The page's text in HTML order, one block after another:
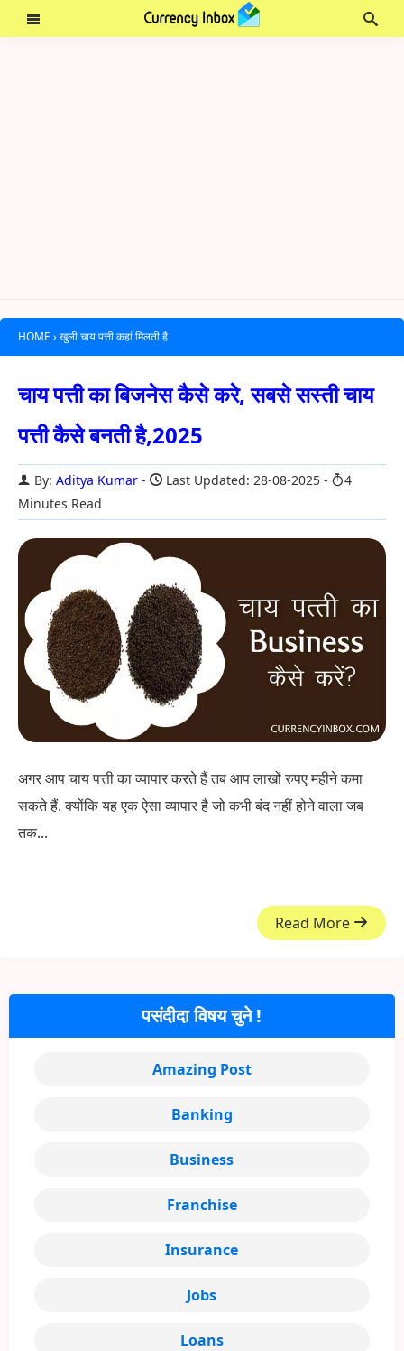
HOME › खुली चाय पत्ती कहां मिलती है
चाय पत्ती का बिजनेस कैसे करे, सबसे सस्ती चाय
पत्ती कैसे बनती है,2025
By: Aditya Kumar Last Updated: 28-08-2025
4
Minutes Read
अगर आप चाय पत्ती का व्यापार करते हैं तब आप लाखों रुपए महीने कमा
सकते हैं. क्योंकि यह एक ऐसा व्यापार है जो कभी बंद नहीं होने वाला जब
तक...
Read More
पसंदीदा विषय चुने !
Amazing Post
Banking
Business
Franchise
Insurance
Jobs
Loans